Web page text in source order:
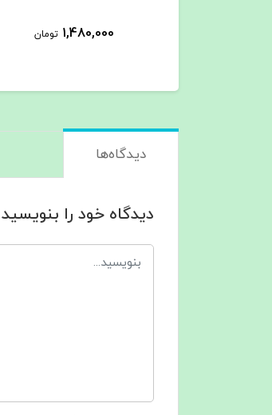
1,480,000 تومان
دیدگاه‌ها
دیدگاه خود را بنویسید